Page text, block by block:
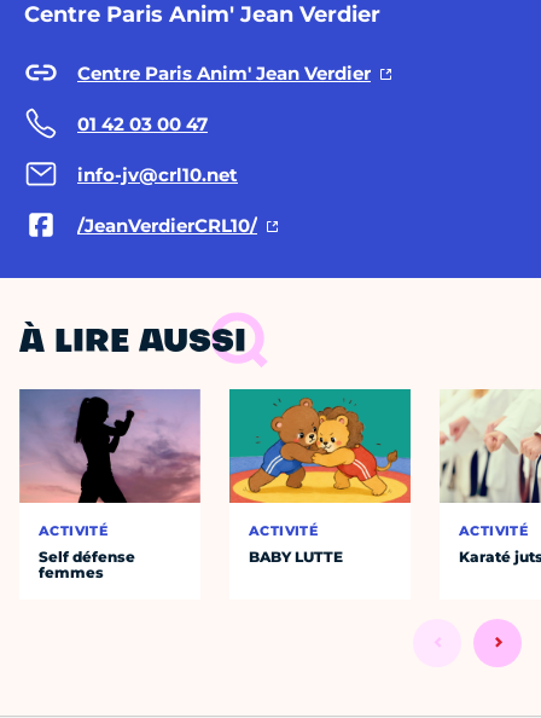
Centre Paris Anim' Jean Verdier
Centre Paris Anim' Jean Verdier
01 42 03 00 47
info-jv@crl10.net
/JeanVerdierCRL10/
À LIRE AUSSI
ACTIVITÉ
Self défense
femmes
ACTIVITÉ
BABY LUTTE
ACTIVITÉ
Karaté